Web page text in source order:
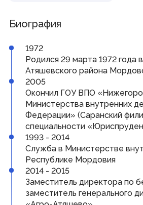
Почетная Грамота
Благодарность Председателя
Собрания
Знак за заслуги в развитии
парламентаризма
Информация
Противодействие коррупции
Кадровое обеспечение
Информационные и аналитические
Доклад о состоянии
Законодательные органы ПФО
Публичные слушания
Молодежный парламент
Биография
1972
Родился 29 марта 1972 года
Атяшевского района
2005
Окончил ГОУ ВПО
Министерства внутренних
Федерации» (Саранский
специальности
1993 - 2014
Служба в Министерстве
Республике Мордовия
2014 - 2015
Заместитель директора по
заместитель генерального